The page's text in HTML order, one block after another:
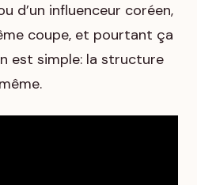
d’un influenceur coréen,
coupe, et pourtant ça
est simple: la structure